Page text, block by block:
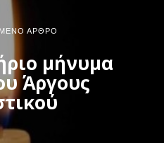
ΆΡΘΡΟ
μήνυμα
Άργους